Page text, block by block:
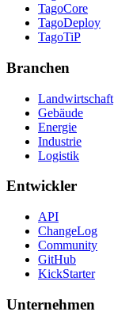
TagoCore
TagoDeploy
TagoTiP
Branchen
Landwirtschaft
Gebäude
Energie
Industrie
Logistik
Entwickler
API
ChangeLog
Community
GitHub
KickStarter
Unternehmen